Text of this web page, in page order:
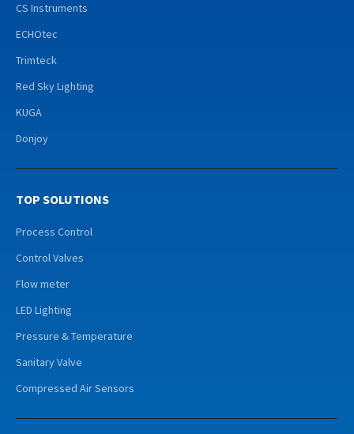
CS Instruments
ECHOtec
Trimteck
Red Sky Lighting
KUGA
Donjoy
TOP SOLUTIONS
Process Control
Control Valves
Flow meter
LED Lighting
Pressure & Temperature
Sanitary Valve
Compressed Air Sensors